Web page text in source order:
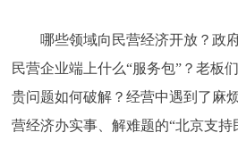
决策公开 专题公开
哪些领域向民营经济开放？政府
民营企业端上什么“服务包”？老板
贵问题如何破解？经营中遇到了麻
营经济办实事、解难题的“北京支持